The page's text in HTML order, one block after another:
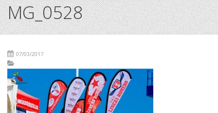
MG_0528
07/03/2017